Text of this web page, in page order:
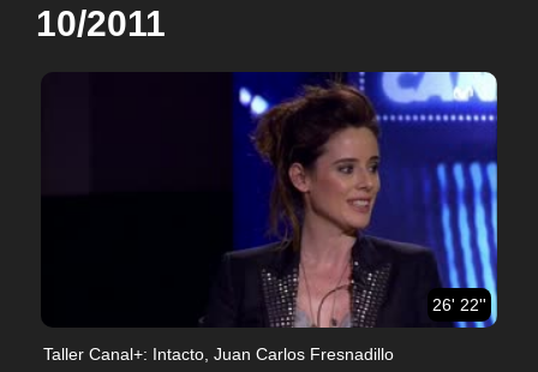
10/2011
26' 22''
Taller Canal+: Intacto, Juan Carlos Fresnadillo